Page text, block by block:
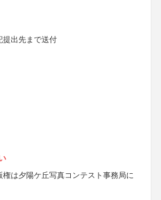
提出先まで送付
権は夕陽ケ丘写真コンテスト事務局に